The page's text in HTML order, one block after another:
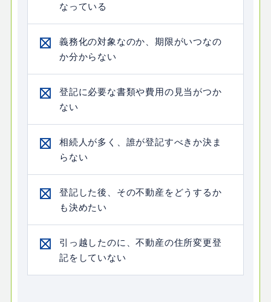
なっている
義務化の対象なのか、期限がいつなの
か分からない
登記に必要な書類や費用の見当がつか
ない
相続人が多く、誰が登記すべきか決ま
らない
登記した後、その不動産をどうするか
も決めたい
引っ越したのに、不動産の住所変更登
記をしていない